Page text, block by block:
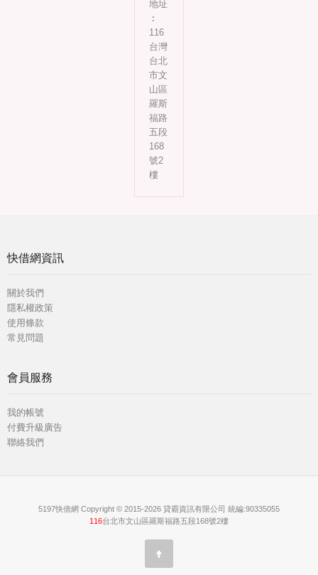
地址
︰
116
台灣
台北
市文
山區
羅斯
福路
五段
168
號2
樓
快借網資訊
關於我們
隱私權政策
使用條款
常見問題
會員服務
我的帳號
付費升級廣告
聯絡我們
5197快借網 Copyright © 2015-2026 貸霸資訊有限公司 統編:90335055
116台北市文山區羅斯福路五段168號2樓